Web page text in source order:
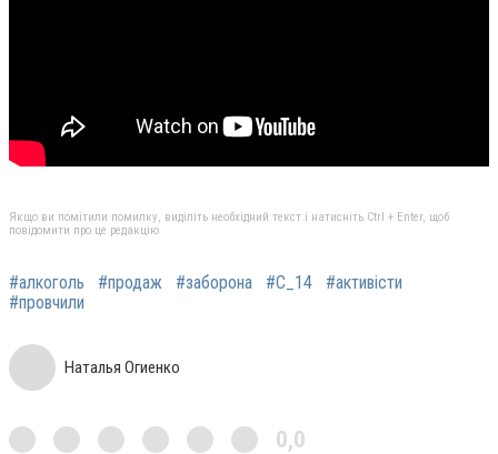
Якщо ви помітили помилку, виділіть необхідний текст і натисніть Ctrl + Enter, щоб
повідомити про це редакцію
#алкоголь #продаж #заборона #С_14
#активісти
#провчили
Наталья Огиенко
0,0